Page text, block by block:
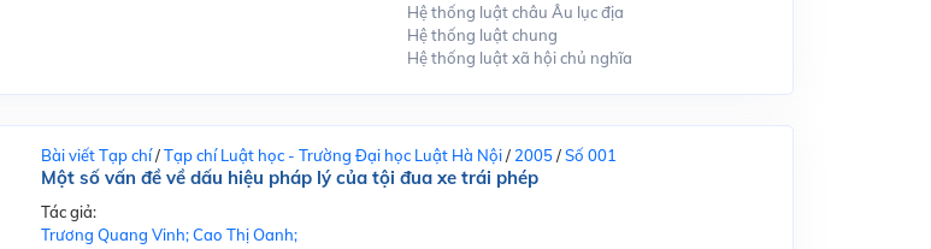
Hệ thống luật châu Âu lục địa
Hệ thống luật chung
Hệ thống luật xã hội chủ nghĩa
Bài viết Tạp chí/Tạp chí Luật học - Trường Đại học Luật Hà Nội/ 2005/Số 001
Một số vấn đề về dấu hiệu pháp lý của tội đua xe trái phép
Tác giả:
Trương Quang Vinh; Cao Thị Oanh;